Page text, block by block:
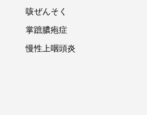
咳ぜんそく
掌蹠膿疱症
慢性上咽頭炎